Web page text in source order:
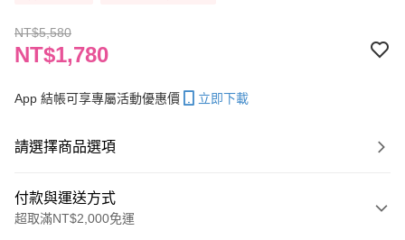
NT$5,580
NT$1,780
App 結帳可享專屬活動優惠價 立即下載
請選擇商品選項
付款與運送方式
超取滿NT$2,000免運